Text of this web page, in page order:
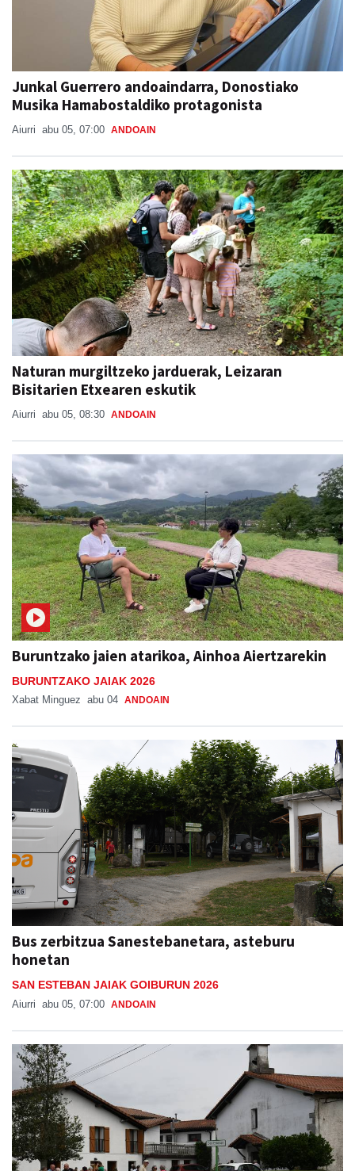
Junkal Guerrero andoaindarra, Donostiako
Musika Hamabostaldiko protagonista
Aiurri abu 05, 07:00 ANDOAIN
Naturan murgiltzeko jarduerak, Leizaran
Bisitarien Etxearen eskutik
Aiurri abu 05, 08:30 ANDOAIN
Buruntzako jaien atarikoa, Ainhoa Aiertzarekin
BURUNTZAKO JAIAK 2026
Xabat Minguez abu 04 ANDOAIN
Bus zerbitzua Sanestebanetara, asteburu
honetan
SAN ESTEBAN JAIAK GOIBURUN 2026
Aiurri abu 05, 07:00 ANDOAIN